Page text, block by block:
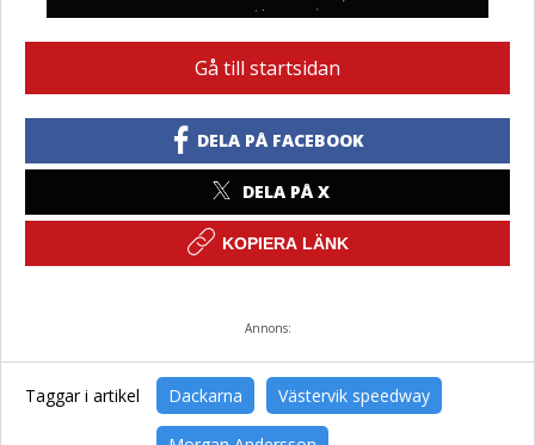
Gå till startsidan
DELA PÅ FACEBOOK
DELA PÅ X
KOPIERA LÄNK
Annons:
Taggar i artikel Dackarna Västervik speedway